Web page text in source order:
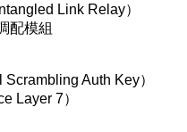
Link Relay）
配模組
Auth Key）
Layer 7）